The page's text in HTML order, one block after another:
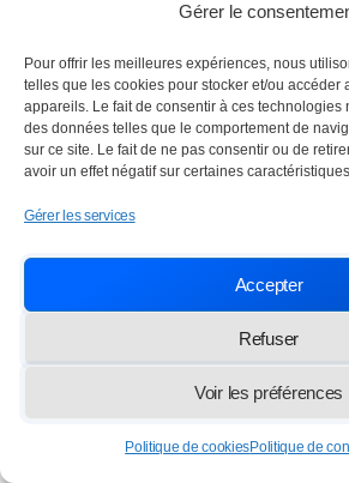
Gérer le
Pour offrir les meilleures expériences, nous
telles que les cookies pour stocker et/ou accéder
appareils. Le fait de consentir à ces technologies
des données telles que le comportement de
sur ce site. Le fait de ne pas consentir ou de
avoir un effet négatif sur certaines
Gérer les services
Accepter
Refuser
Voir les préférences
Politique de cookiesPolitique de
13 rue des Frères Lumière 77100
info@lasten.fr 01
© 2026 STEN — Tous droits